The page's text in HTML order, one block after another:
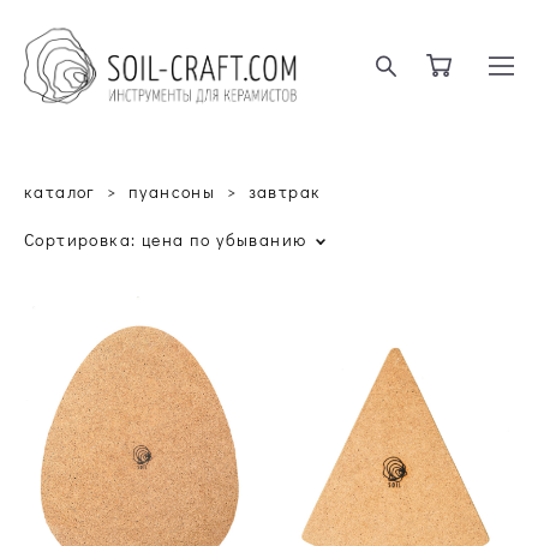
каталог > пуансоны > завтрак
Сортировка: цена по убыванию